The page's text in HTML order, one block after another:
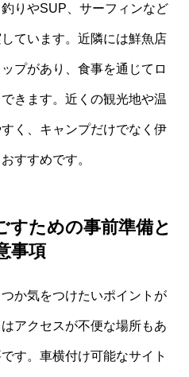
りやSUP、サーフィンなど
ています。近隣には鮮魚店
プがあり、食事を通じてロ
きます。近くの観光地や温
く、キャンプだけでなく伊
すすめです。
すための事前準備と
事項
か気をつけたいポイントが
アクセスが不便な場所もあ
す。車横付け可能なサイト